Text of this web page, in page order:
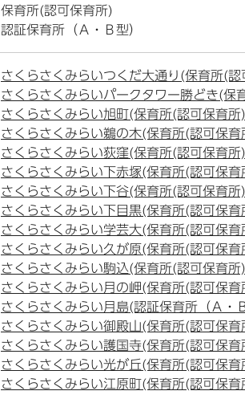
保育所(認可保育所)
認証保育所（Ａ・Ｂ型）
さくらさくみらいつくだ大通り(保育所(認
さくらさくみらいパークタワー勝どき(保
さくらさくみらい旭町(保育所(認可保育所
さくらさくみらい鵜の木(保育所(認可保育
さくらさくみらい荻窪(保育所(認可保育所
さくらさくみらい下赤塚(保育所(認可保育
さくらさくみらい下谷(保育所(認可保育所
さくらさくみらい下目黒(保育所(認可保育
さくらさくみらい学芸大(保育所(認可保育
さくらさくみらい久が原(保育所(認可保育
さくらさくみらい駒込(保育所(認可保育所
さくらさくみらい月の岬(保育所(認可保育
さくらさくみらい月島(認証保育所（Ａ・
さくらさくみらい御殿山(保育所(認可保育
さくらさくみらい護国寺(保育所(認可保育
さくらさくみらい光が丘(保育所(認可保育
さくらさくみらい江原町(保育所(認可保育